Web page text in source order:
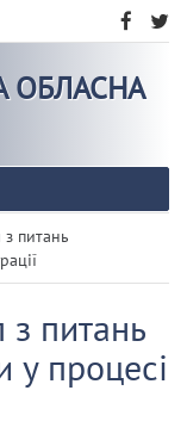
ОБЛАСНА
з питань
з питань
у процесі